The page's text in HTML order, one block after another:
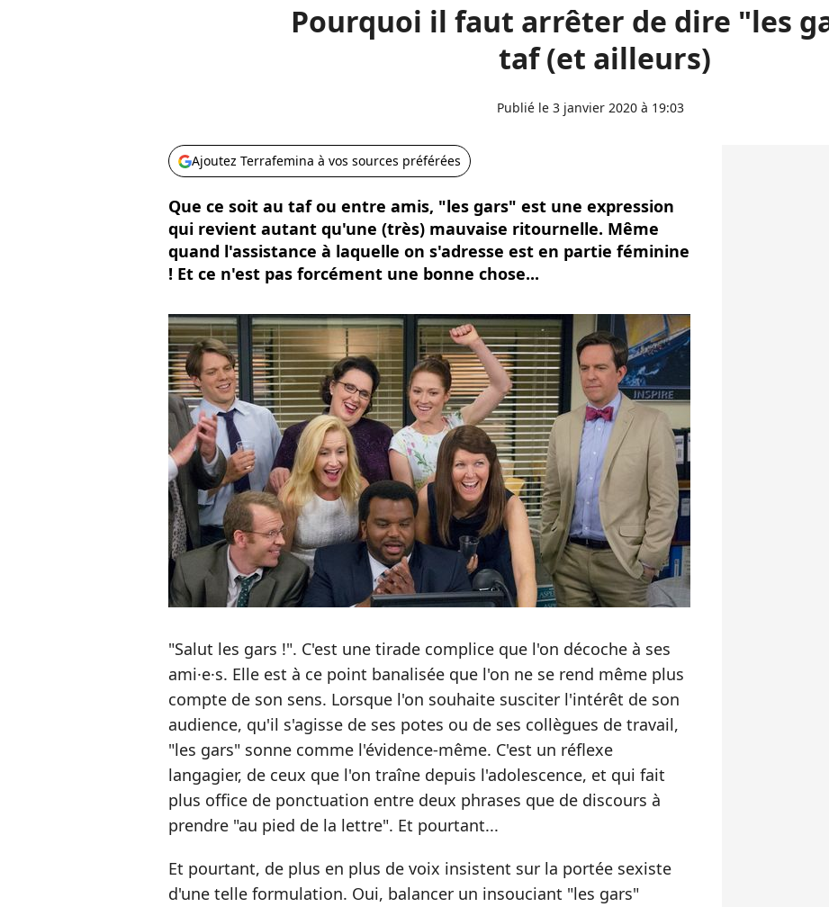
Pourquoi il faut arrêter de dire "les
taf (et ailleurs)
Publié le 3 janvier 2020 à 19:03
Ajoutez Terrafemina à vos sources préférées
Que ce soit au taf ou entre amis, "les gars" est une expression
qui revient autant qu'une (très) mauvaise ritournelle. Même
quand l'assistance à laquelle on s'adresse est en partie féminine
! Et ce n'est pas forcément une bonne chose...
"Salut les gars !". C'est une tirade complice que l'on décoche à ses
ami·e·s. Elle est à ce point banalisée que l'on ne se rend même plus
compte de son sens. Lorsque l'on souhaite susciter l'intérêt de son
audience, qu'il s'agisse de ses potes ou de ses collègues de travail,
"les gars" sonne comme l'évidence-même. C'est un réflexe
langagier, de ceux que l'on traîne depuis l'adolescence, et qui fait
plus office de ponctuation entre deux phrases que de discours à
prendre "au pied de la lettre". Et pourtant...
Et pourtant, de plus en plus de voix insistent sur la portée sexiste
d'une telle formulation. Oui, balancer un insouciant "les gars"